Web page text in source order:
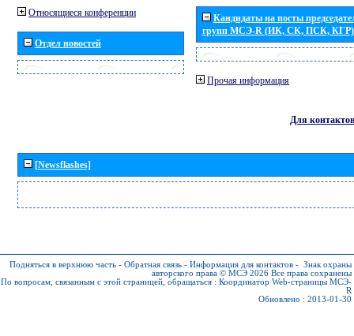
Относящиеся конференции
Отдел новостей
Кандидаты на посты
групп МСЭ-R (ИК, СК, ПСК, КГР)
Прочая информация
Для контактов
[Newsflashes]
Подняться в верхнюю часть - Обратная связь - Информация для контактов - Знак охраны
авторского права © МСЭ 2026 Все права сохранены
По вопросам, связанным с этой страницей, обращаться : Координатор Web-страницы МСЭ-
R
Обновлено : 2013-01-30